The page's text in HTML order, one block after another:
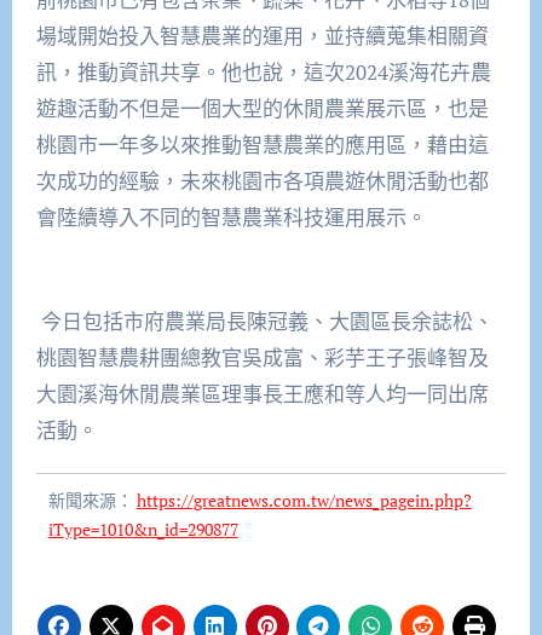
場域開始投入智慧農業的運用，並持續蒐集相關資
訊，推動資訊共享。他也說，這次2024溪海花卉農
遊趣活動不但是一個大型的休閒農業展示區，也是
桃園市一年多以來推動智慧農業的應用區，藉由這
次成功的經驗，未來桃園市各項農遊休閒活動也都
會陸續導入不同的智慧農業科技運用展示。
今日包括市府農業局長陳冠義、大園區長余誌松、
桃園智慧農耕團總教官吳成富、彩芋王子張峰智及
大園溪海休閒農業區理事長王應和等人均一同出席
活動。
新聞來源： https://greatnews.com.tw/news_pagein.php?
iType=1010&n_id=290877